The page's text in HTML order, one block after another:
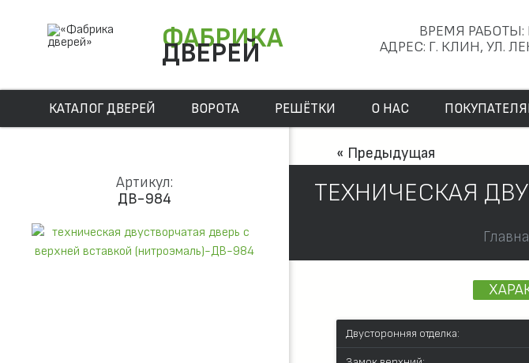
ФАБРИКА
ДВЕРЕЙ
ВРЕМЯ РАБОТЫ:
АДРЕС: Г. КЛИН, УЛ.
КАТАЛОГ ДВЕРЕЙ ВОРОТА РЕШЁТКИ О НАС
Артикул:
ДВ-984
« Предыдущая
ТЕХНИЧЕСКАЯ
Двусторонняя отделка: